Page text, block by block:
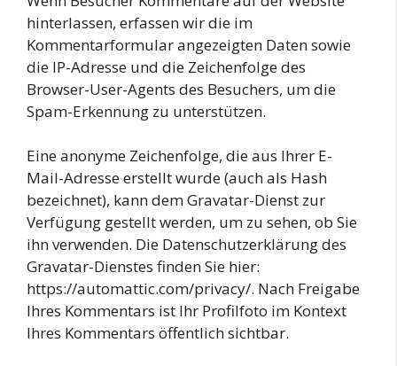
hinterlassen, erfassen wir die im
Kommentarformular angezeigten Daten sowie
die IP-Adresse und die Zeichenfolge des
Browser-User-Agents des Besuchers, um die
Spam-Erkennung zu unterstützen.
Eine anonyme Zeichenfolge, die aus Ihrer E-
Mail-Adresse erstellt wurde (auch als Hash
bezeichnet), kann dem Gravatar-Dienst zur
Verfügung gestellt werden, um zu sehen, ob Sie
ihn verwenden. Die Datenschutzerklärung des
Gravatar-Dienstes finden Sie hier:
https://automattic.com/privacy/. Nach Freigabe
Ihres Kommentars ist Ihr Profilfoto im Kontext
Ihres Kommentars öffentlich sichtbar.